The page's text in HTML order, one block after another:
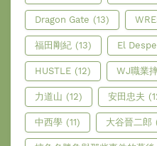
Dragon Gate (13)
福田剛紀 (13) El
HUSTLE (12) WJ職業
力道山 (12) 安田忠夫
中西學 (11) 大谷晉二郎